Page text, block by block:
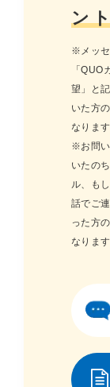
ン
※メッ
「QUO
望」と
いた方
なります
※お問
いたの
ル、も
話でご
った方
なります